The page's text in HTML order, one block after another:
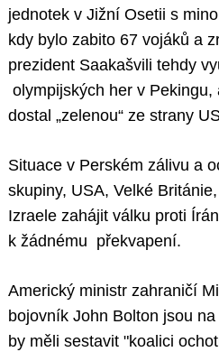
jednotek v Jižní Osetii s
kdy bylo zabito 67 vojáků a
prezident Saakašvili tehdy
olympijských her v
dostal „zelenou“ ze strany
Situace v Perském zálivu a
skupiny, USA, Velké
Izraele zahájit válku proti
k žádnému překvapení.
Americký ministr zahraničí
bojovník John Bolton jsou
by měli sestavit "koalici